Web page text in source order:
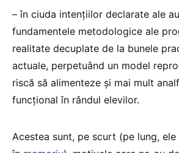
– în ciuda intențiilor declarate ale
fundamentele metodologice ale
realitate decuplate de la bunele
actuale, perpetuând un model
riscă să alimenteze și mai mult
funcțional în rândul elevilor.
Acestea sunt, pe scurt (pe lung,